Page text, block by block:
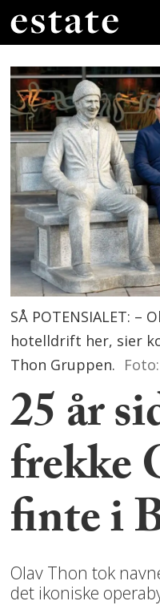
SÅ POTENSIALET:
hotelldrift her, sier
Thon Gruppen.
25 år
frekke
finte i
Olav Thon tok
det ikoniske